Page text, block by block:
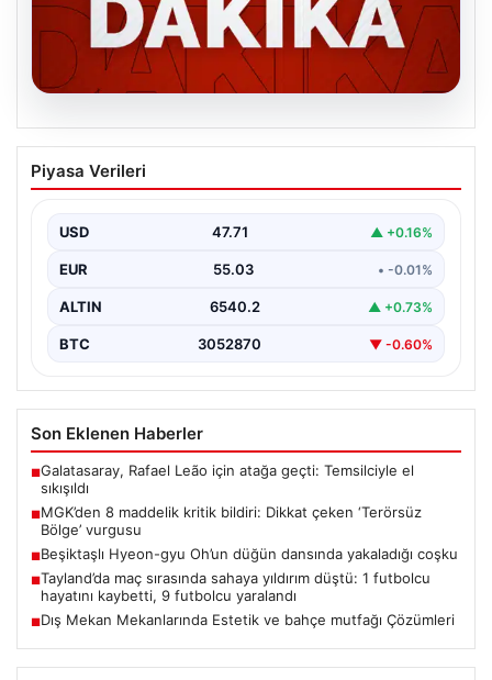
06.08.2026
MGK’den 8 maddelik kritik bildiri: Dikkat
çeken ‘Terörsüz Bölge’ vurgusu
Piyasa Verileri
USD 47.71 ▲ +0.16%
EUR 55.03 • -0.01%
ALTIN 6540.2 ▲ +0.73%
BTC 3052870 ▼ -0.60%
Son Eklenen Haberler
■Galatasaray, Rafael Leão için atağa geçti: Temsilciyle el
sıkışıldı
■MGK’den 8 maddelik kritik bildiri: Dikkat çeken ‘Terörsüz
Bölge’ vurgusu
■Beşiktaşlı Hyeon-gyu Oh’un düğün dansında yakaladığı coşku
■Tayland’da maç sırasında sahaya yıldırım düştü: 1 futbolcu
hayatını kaybetti, 9 futbolcu yaralandı
■Dış Mekan Mekanlarında Estetik ve bahçe mutfağı Çözümleri